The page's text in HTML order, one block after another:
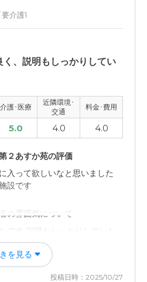
介護1
、説明もしっかりしてい
介護･医療
近隣環境･
交通
料金･費用
5.0 4.0 4.0
２あすか苑の評価
入って欲しいなと思いました
設です
の雰囲気について
です 説明もしっかりしていた
を見る
投稿日時：2025/10/27